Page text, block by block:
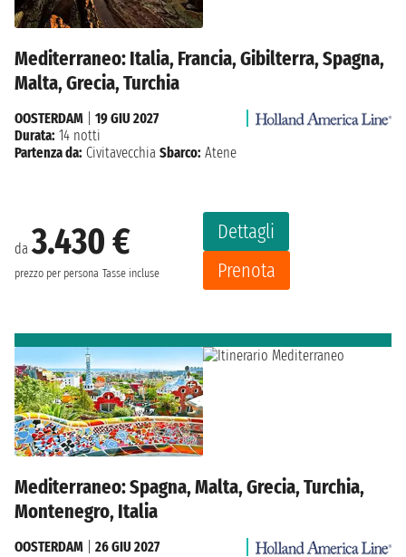
Mediterraneo: Italia, Francia, Gibilterra, Spagna,
Malta, Grecia, Turchia
da3.430 €
prezzo per persona Tasse incluse
Dettagli
Prenota
OOSTERDAM
19 GIU 2027
Durata: 14 notti
Partenza da: Civitavecchia Sbarco: Atene
Mediterraneo: Spagna, Malta, Grecia, Turchia,
Montenegro, Italia
OOSTERDAM
26 GIU 2027